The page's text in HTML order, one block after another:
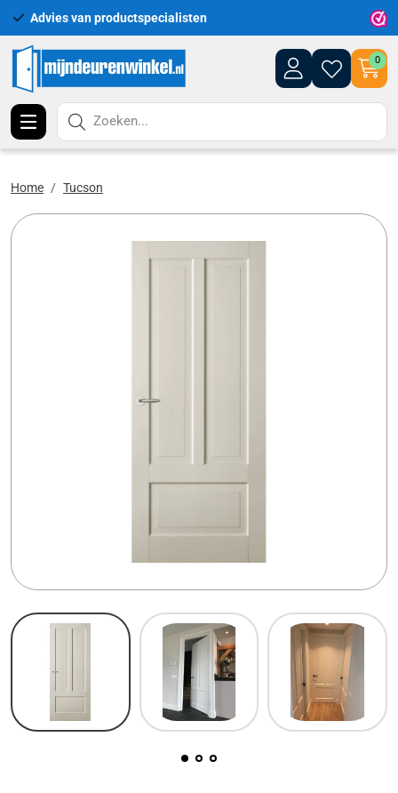
Advies van productspecialisten
0
Zoeken...
Home Tucson